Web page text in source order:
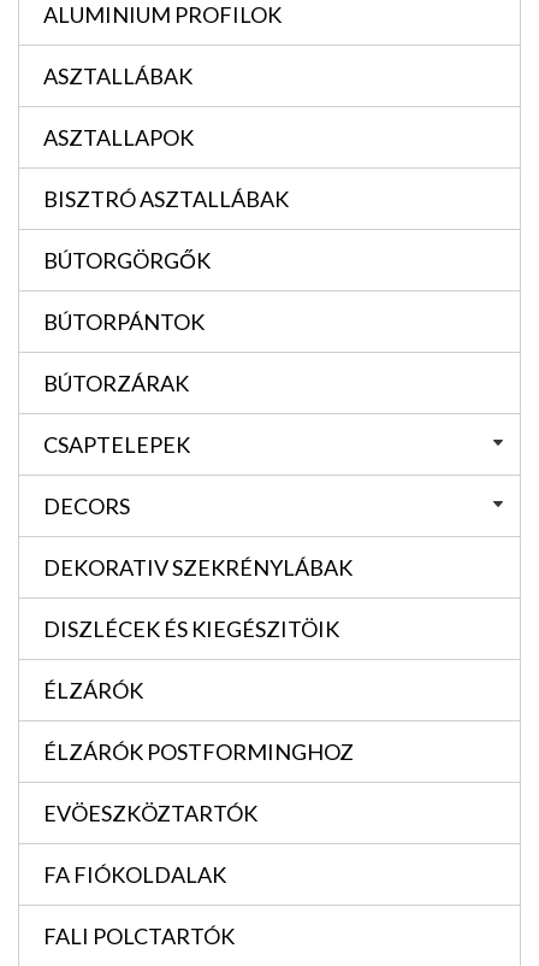
ALUMINIUM PROFILOK
ASZTALLÁBAK
ASZTALLAPOK
BISZTRÓ ASZTALLÁBAK
BÚTORGÖRGŐK
BÚTORPÁNTOK
BÚTORZÁRAK
CSAPTELEPEK
DECORS
DEKORATIV SZEKRÉNYLÁBAK
DISZLÉCEK ÉS KIEGÉSZITÖIK
ÉLZÁRÓK
ÉLZÁRÓK POSTFORMINGHOZ
EVÖESZKÖZTARTÓK
FA FIÓKOLDALAK
FALI POLCTARTÓK